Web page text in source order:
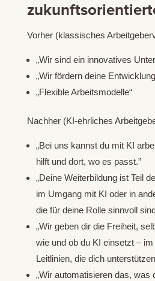
Vorher (klassisches
„Wir sind ein innovatives
„Wir fördern deine
„Flexible Arbeitsmodelle“
Nachher (KI-ehrliches
„Bei uns kannst du mit KI
hilft und dort, wo es passt.”
„Deine Weiterbildung ist Teil
im Umgang mit KI oder in
die für deine Rolle sinnvoll
„Wir geben dir die Freiheit,
wie und ob du KI einsetzt –
Leitlinien, die dich
„Wir automatisieren das, was